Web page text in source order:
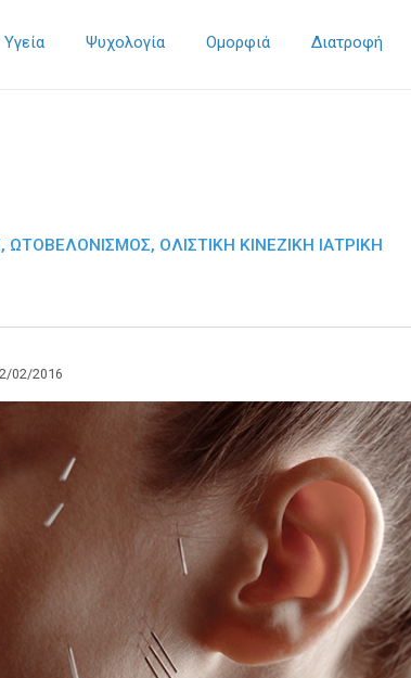
Υγεία Ψυχολογία Ομορφιά Διατροφή
ΩΤΟΒΕΛΟΝΙΣΜΟΣ, ΟΛΙΣΤΙΚΗ ΚΙΝΕΖΙΚΗ ΙΑΤΡΙΚΗ
02/2016